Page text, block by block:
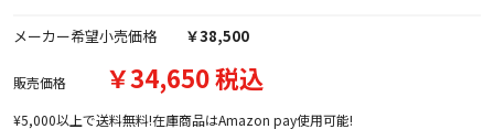
メーカー希望小売価格 ￥38,500
販売価格 ￥34,650 税込
¥5,000以上で送料無料!在庫商品はAmazon pay使用可能!